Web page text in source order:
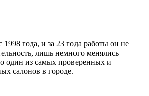
1998 года, и за 23 года работы он не
лишь немного менялись
один из самых проверенных и
салонов в городе.